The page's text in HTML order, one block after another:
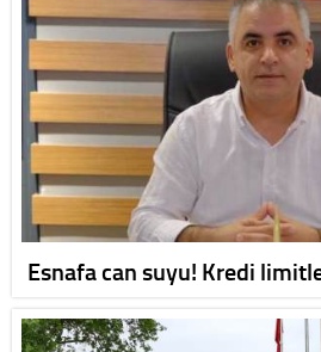
Esnafa can suyu! Kredi